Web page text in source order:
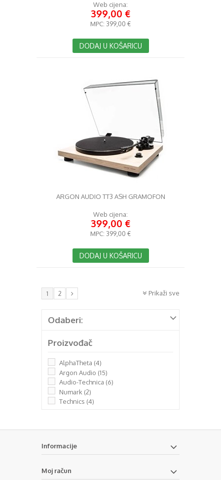
Web cijena:
399,00 €
MPC: 399,00 €
DODAJ U KOŠARICU
ARGON AUDIO TT3 ASH GRAMOFON
Web cijena:
399,00 €
MPC: 399,00 €
DODAJ U KOŠARICU
Prikaži sve
1 2
Odaberi:
Proizvođač
AlphaTheta (4)
Argon Audio (15)
Audio-Technica (6)
Numark (2)
Technics (4)
Informacije
Moj račun